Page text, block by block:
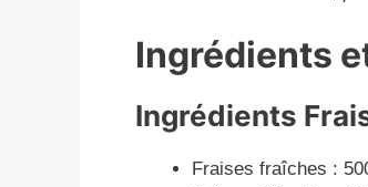
Ingrédients
Ingrédients
Fraises fraîches :